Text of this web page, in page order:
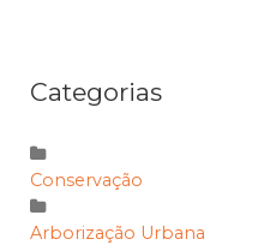
Categorias
Conservação
Arborização Urbana